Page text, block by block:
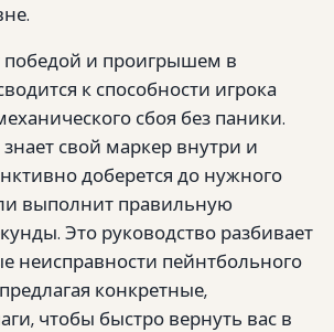
и проигрышем в
к способности игрока
сбоя без паники.
свой маркер внутри и
доберется до нужного
выполнит правильную
Это руководство разбивает
неисправности пейнтбольного
конкретные,
чтобы быстро вернуть вас в